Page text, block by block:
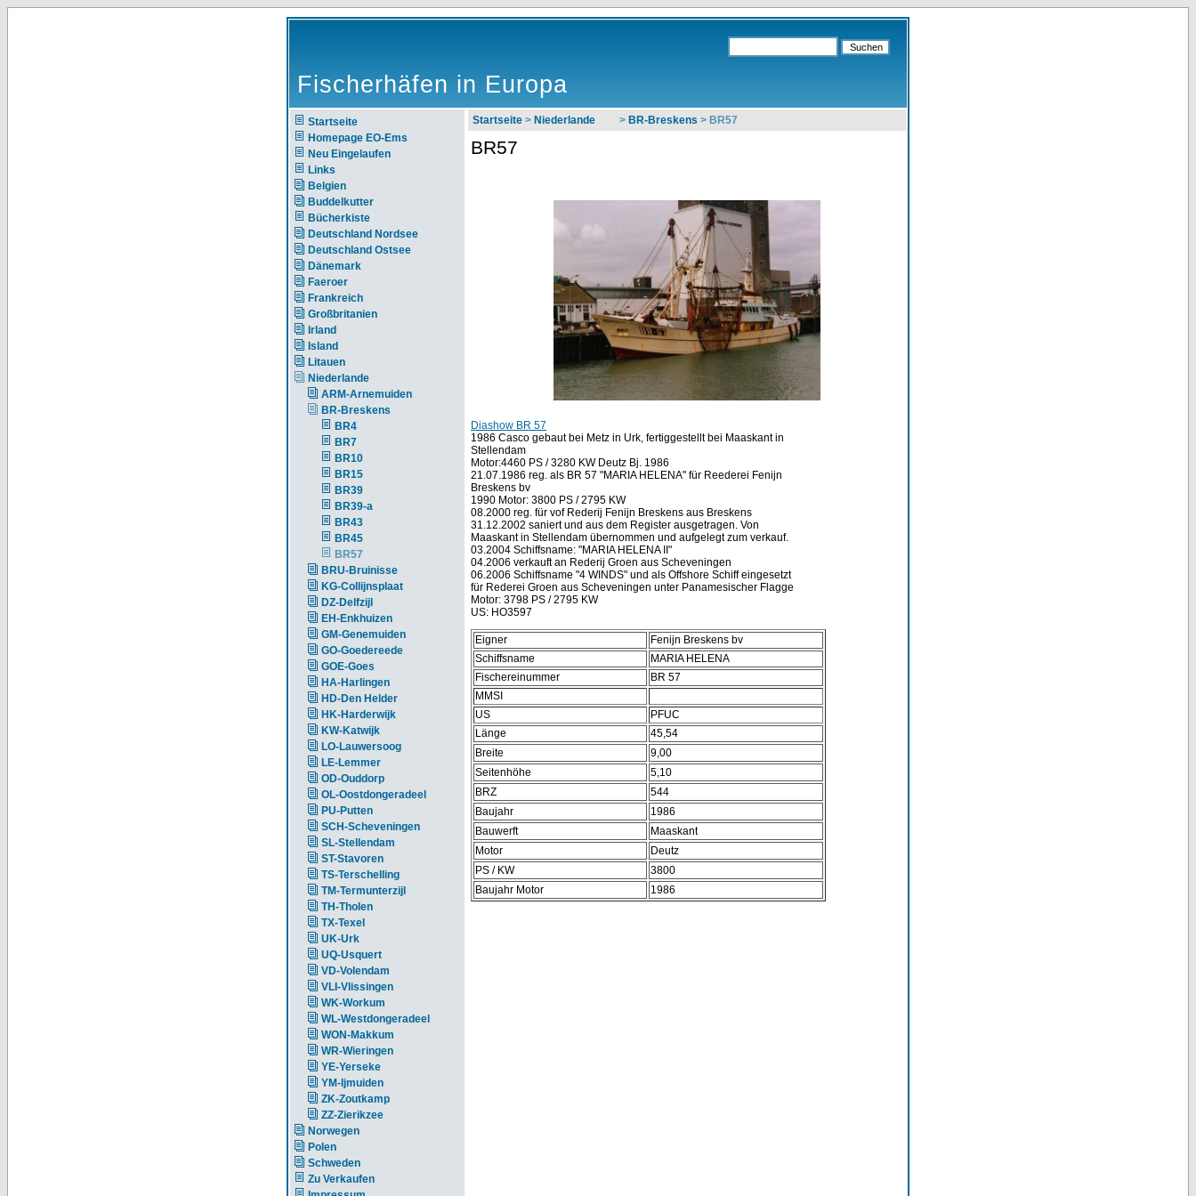
Fischerhäfen in Europa
Startseite
Homepage EO-Ems
Neu Eingelaufen
Links
Belgien
Buddelkutter
Bücherkiste
Deutschland Nordsee
Deutschland Ostsee
Dänemark
Faeroer
Frankreich
Großbritanien
Irland
Island
Litauen
Niederlande
ARM-Arnemuiden
BR-Breskens
BR4
BR7
BR10
BR15
BR39
BR39-a
BR43
BR45
BR57
BRU-Bruinisse
KG-Collijnsplaat
DZ-Delfzijl
EH-Enkhuizen
GM-Genemuiden
GO-Goedereede
GOE-Goes
HA-Harlingen
HD-Den Helder
HK-Harderwijk
KW-Katwijk
LO-Lauwersoog
LE-Lemmer
OD-Ouddorp
OL-Oostdongeradeel
PU-Putten
SCH-Scheveningen
SL-Stellendam
ST-Stavoren
TS-Terschelling
TM-Termunterzijl
TH-Tholen
TX-Texel
UK-Urk
UQ-Usquert
VD-Volendam
VLI-Vlissingen
WK-Workum
WL-Westdongeradeel
WON-Makkum
WR-Wieringen
YE-Yerseke
YM-Ijmuiden
ZK-Zoutkamp
ZZ-Zierikzee
Norwegen
Polen
Schweden
Zu Verkaufen
Startseite > Niederlande > BR-Breskens > BR57
BR57
Diashow BR 57
1986 Casco gebaut bei Metz in Urk, fertiggestellt bei Maaskant in
Stellendam
Motor:4460 PS / 3280 KW Deutz Bj. 1986
21.07.1986 reg. als BR 57 "MARIA HELENA" für Reederei Fenijn
Breskens bv
1990 Motor: 3800 PS / 2795 KW
08.2000 reg. für vof Rederij Fenijn Breskens aus Breskens
31.12.2002 saniert und aus dem Register ausgetragen. Von
Maaskant in Stellendam übernommen und aufgelegt zum verkauf.
03.2004 Schiffsname: "MARIA HELENA II"
04.2006 verkauft an Rederij Groen aus Scheveningen
06.2006 Schiffsname "4 WINDS" und als Offshore Schiff eingesetzt
für Rederei Groen aus Scheveningen unter Panamesischer Flagge
Motor: 3798 PS / 2795 KW
US: HO3597
Eigner
Fenijn Breskens bv
Schiffsname
MARIA HELENA
Fischereinummer
BR 57
MMSI
US
PFUC
Länge
45,54
Breite
9,00
Seitenhöhe
5,10
BRZ
544
Baujahr
1986
Bauwerft
Maaskant
Motor
Deutz
PS / KW
3800
Baujahr Motor
1986